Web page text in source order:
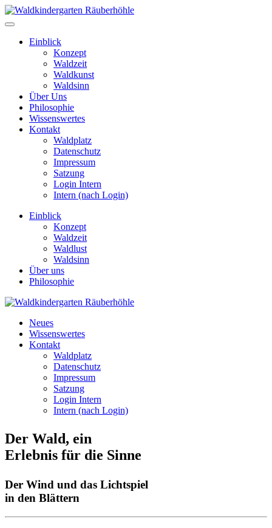
Einblick
Konzept
Waldzeit
Waldkunst
Waldsinn
Über Uns
Philosophie
Wissenswertes
Kontakt
Waldplatz
Datenschutz
Impressum
Satzung
Login Intern
Intern (nach Login)
Einblick
Konzept
Waldzeit
Waldlust
Waldsinn
Über uns
Philosophie
Neues
Wissenswertes
Kontakt
Waldplatz
Datenschutz
Impressum
Satzung
Login Intern
Intern (nach Login)
Der Wald, ein
Erlebnis für die Sinne
Der Wind und das Lichtspiel
in den Blättern